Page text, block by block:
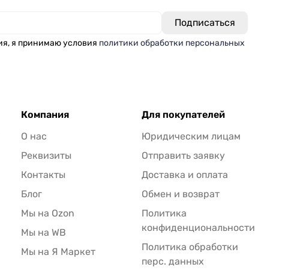
я принимаю условия политики обработки персональных
Компания
О нас
Реквизиты
Контакты
Блог
Мы на Ozon
Мы на WB
Мы на Я Маркет
Для покупателей
Юридическим лицам
Отправить заявку
Доставка и оплата
Обмен и возврат
Политика
конфиденциональности
Политика обработки
перс. данных